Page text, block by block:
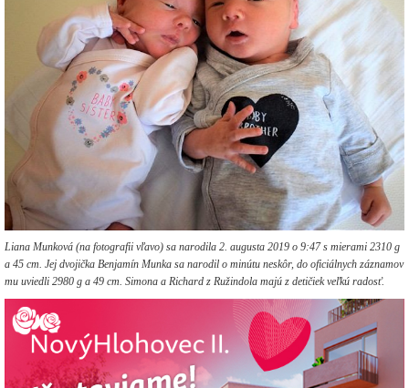
Liana Munková (na fotografii vľavo) sa narodila 2. augusta 2019 o 9:47 s mierami 2310 g
a 45 cm. Jej dvojička Benjamín Munka sa narodil o minútu neskôr, do oficiálnych záznamov
mu uviedli 2980 g a 49 cm. Simona a Richard z Ružindola majú z detičiek veľkú radosť.